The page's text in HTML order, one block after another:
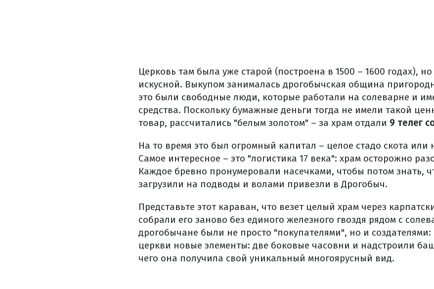
Церковь там была уже старой (построена в 1500 – 1600 годах),
искусной. Выкупом занималась дрогобычская община
это были свободные люди, которые работали на солеварне и
средства. Поскольку бумажные деньги тогда не имели такой
товар, рассчитались "белым золотом" – за храм отдали 9 телег
На то время это был огромный капитал – целое стадо скота или
Самое интересное – это "логистика 17 века": храм осторожно
Каждое бревно пронумеровали насечками, чтобы потом знать,
загрузили на подводы и волами привезли в Дрогобыч.
Представьте этот караван, что везет целый храм через
собрали его заново без единого железного гвоздя рядом с
дрогобычане были не просто "покупателями", но и
церкви новые элементы: две боковые часовни и надстроили
чего она получила свой уникальный многоярусный вид.